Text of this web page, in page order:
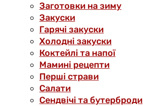
Заготовки на зиму
Закуски
Гарячі закуски
Холодні закуски
Коктейлі та напої
Мамині рецепти
Перші страви
Салати
Сендвічі та бутерброди